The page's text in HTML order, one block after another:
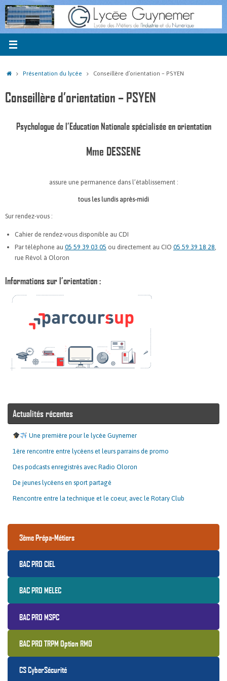
Passer
au
contenu
AccueilPrésentation du lycée Conseillère d’orientation – PSYEN
Conseillère d’orientation – PSYEN
Psychologue de l’Education Nationale spécialisée en orientation
Mme DESSENE
assure une permanence dans l’établissement :
tous les lundis après-midi
Sur rendez-vous :
Cahier de rendez-vous disponible au CDI
Par téléphone au 05 59 39 03 05 ou directement au CIO 05 59 39 18 28
rue Révol à Oloron
Informations sur l’orientation :
Actualités récentes
Une première pour le lycée Guynemer
1ère rencontre entre lycéens et leurs parrains de promo
Des podcasts enregistrés avec Radio Oloron
De jeunes lycéens en sport partagé
Rencontre entre la technique et le coeur, avec le Rotary Club
3ème Prépa-Métiers
BAC PRO CIEL
BAC PRO MELEC
BAC PRO MSPC
BAC PRO TRPM Option RMO
CS CyberSécurité